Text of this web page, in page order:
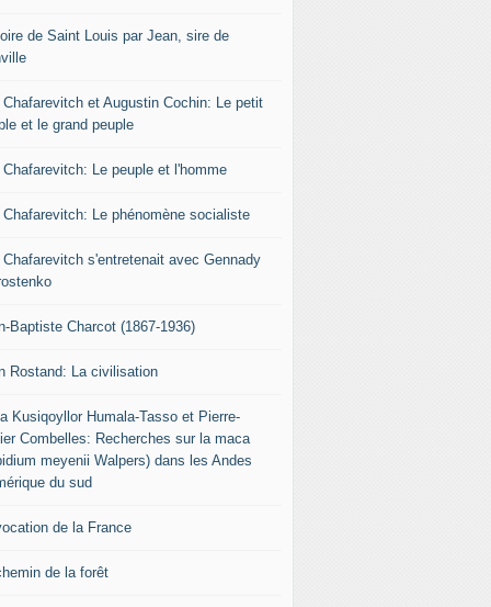
de Saint Louis par Jean, sire de
Chafarevitch et Augustin Cochin: Le petit
et le grand peuple
Chafarevitch: Le peuple et l'homme
Chafarevitch: Le phénomène socialiste
Chafarevitch s'entretenait avec Gennady
Baptiste Charcot (1867-1936)
Rostand: La civilisation
Kusiqoyllor Humala-Tasso et Pierre-
Combelles: Recherches sur la maca
meyenii Walpers) dans les Andes
du sud
de la France
de la forêt